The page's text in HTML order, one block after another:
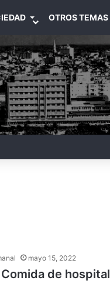
OTROS TEMAS
mayo 15, 2022
de hospital